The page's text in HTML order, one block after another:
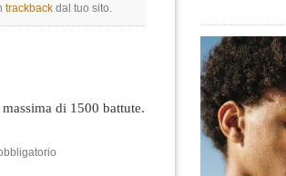
trackback dal tuo sito.
di 1500 battute.